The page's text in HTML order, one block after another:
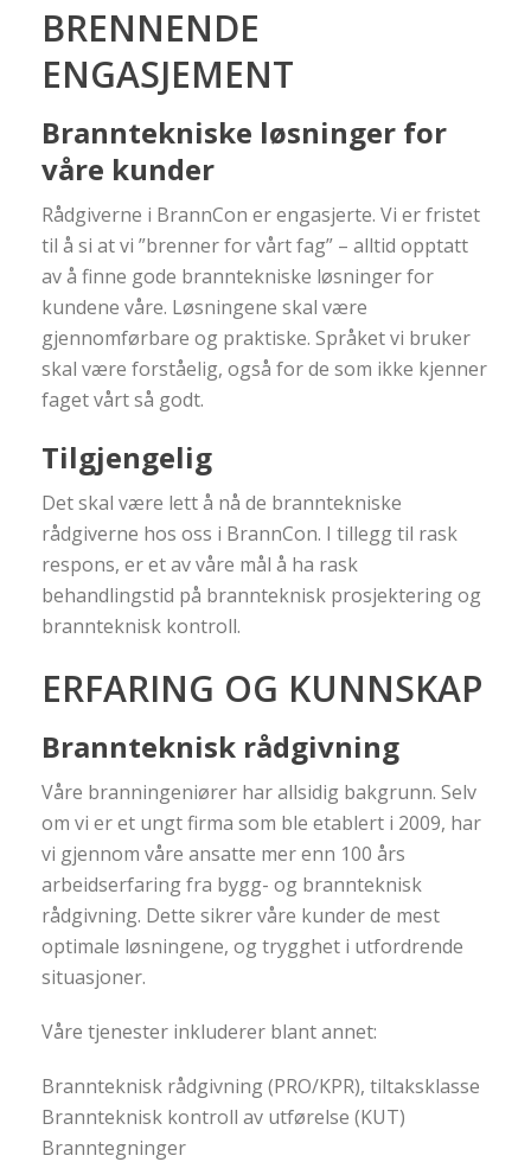
BRENNENDE
ENGASJEMENT
Branntekniske løsninger for
våre kunder
Rådgiverne i BrannCon er engasjerte. Vi er fristet
til å si at vi ”brenner for vårt fag” – alltid opptatt
av å finne gode branntekniske løsninger for
kundene våre. Løsningene skal være
gjennomførbare og praktiske. Språket vi bruker
skal være forståelig, også for de som ikke kjenner
faget vårt så godt.
Tilgjengelig
Det skal være lett å nå de branntekniske
rådgiverne hos oss i BrannCon. I tillegg til rask
respons, er et av våre mål å ha rask
behandlingstid på brannteknisk prosjektering og
brannteknisk kontroll.
ERFARING OG KUNNSKAP
Brannteknisk rådgivning
Våre branningeniører har allsidig bakgrunn. Selv
om vi er et ungt firma som ble etablert i 2009, har
vi gjennom våre ansatte mer enn 100 års
arbeidserfaring fra bygg- og brannteknisk
rådgivning. Dette sikrer våre kunder de mest
optimale løsningene, og trygghet i utfordrende
situasjoner.
Våre tjenester inkluderer blant annet:
Brannteknisk rådgivning (PRO/KPR), tiltaksklasse
Brannteknisk kontroll av utførelse (KUT)
Branntegninger